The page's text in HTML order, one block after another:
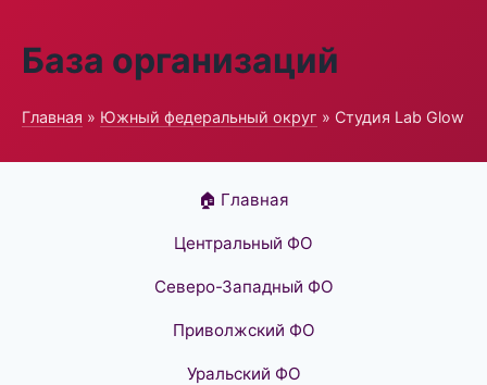
База организаций
Главная » Южный федеральный округ » Студия Lab Glow
🏠 Главная
Центральный ФО
Северо-Западный ФО
Приволжский ФО
Уральский ФО